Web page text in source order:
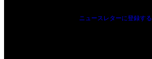
ニュースレターに登録する